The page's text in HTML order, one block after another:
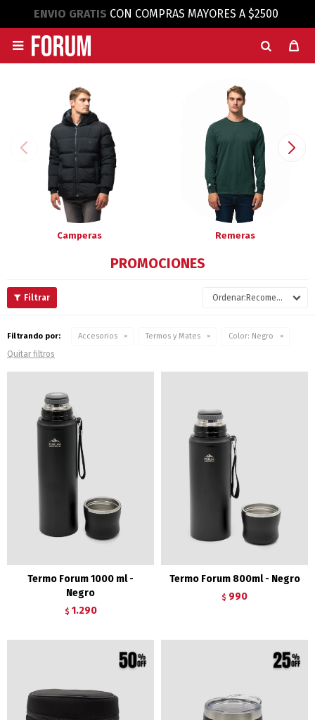
ENVIO GRATIS CON COMPRAS MAYORES A $2500

Camperas Remeras
PROMOCIONES
Recomendados
Filtrando por: Accesorios Termos y Mates Color: Negro
Quitar filtros
Termo Forum 1000 ml -
Negro
$ 1.290
Termo Forum 800ml - Negro
$ 990